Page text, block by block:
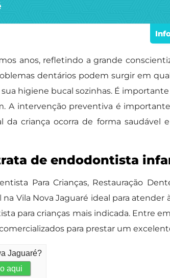
anos, refletindo a grande
dentários podem surgir em
higiene bucal sozinhas. É
A intervenção preventiva é
criança ocorra de forma saudável
de endodontista
Para Crianças, Restauração
Vila Nova Jaguaré ideal para atender
para crianças mais indicada. Entre
para prestar um
Jaguaré?
aqui